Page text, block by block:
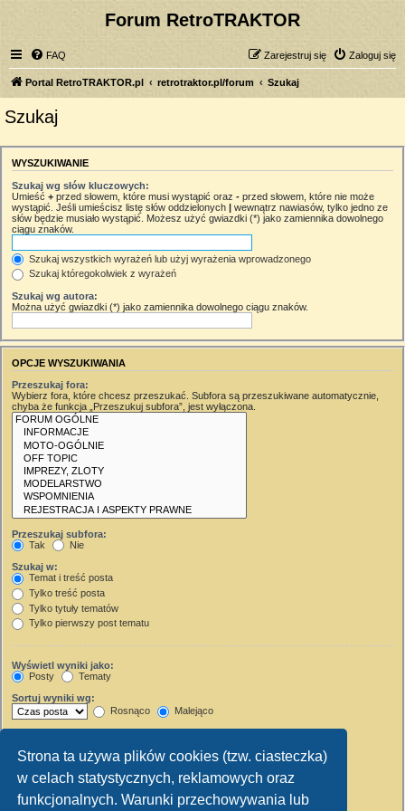
Strona ta używa plików cookies (tzw. ciasteczka)
w celach statystycznych, reklamowych oraz
funkcjonalnych. Warunki przechowywania lub
Forum RetroTRAKTOR
FAQ Zaloguj się
Zarejestruj się
Portal RetroTRAKTOR.pl retrotraktor.pl/forum Szukaj
Szukaj
WYSZUKIWANIE
Szukaj wg słów kluczowych:
Umieść + przed słowem, które musi wystąpić oraz - przed słowem, które nie może
wystąpić. Jeśli umieścisz listę słów oddzielonych | wewnątrz nawiasów, tylko jedno ze
słów będzie musiało wystąpić. Możesz użyć gwiazdki (*) jako zamiennika dowolnego
ciągu znaków.
Szukaj wszystkich wyrażeń lub użyj wyrażenia wprowadzonego
Szukaj któregokolwiek z wyrażeń
Szukaj wg autora:
Można użyć gwiazdki (*) jako zamiennika dowolnego ciągu znaków.
OPCJE WYSZUKIWANIA
Przeszukaj fora:
Wybierz fora, które chcesz przeszukać. Subfora są przeszukiwane automatycznie,
chyba że funkcja „Przeszukuj subfora”, jest wyłączona.
Przeszukaj subfora:
Tak
Nie
Szukaj w:
Temat i treść posta
Tylko treść posta
Tylko tytuły tematów
Tylko pierwszy post tematu
Wyświetl wyniki jako:
Posty
Tematy
Sortuj wyniki wg:
Rosnąco
Malejąco
Wyświetl pierwsze:
Ustaw 0, aby wyświetlić cały post.
znaków w poście